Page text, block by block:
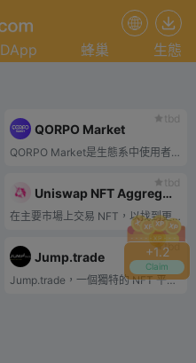
+1.2
Claim
DApp 蜂巢
生態
tbd
QORPO Market
QORPO Market是生態系中使用者的輸出。所有人都可以享受傳統的 NFT 市場功能，主要專注於遊戲資產的貨幣化。
tbd
Uniswap NFT Aggregator
在主要市場上交易 NFT，以找到更多清單和更優惠的價格。
tbd
Jump.trade
Jump.trade，一個獨特的 NFT 平台，在這裡您可以體驗以遊戲、品牌和全球藝術家為特色的獨一無二的 NFT。